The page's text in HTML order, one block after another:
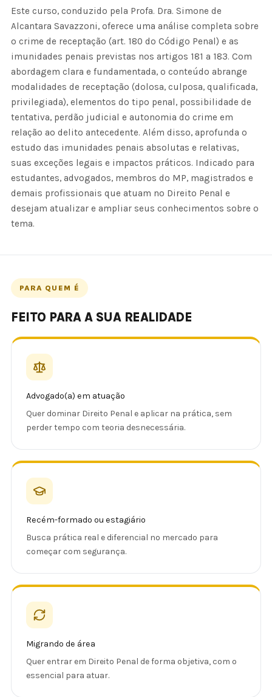
Este curso, conduzido pela Profa. Dra. Simone de
Alcantara Savazzoni, oferece uma análise completa sobre
o crime de receptação (art. 180 do Código Penal) e as
imunidades penais previstas nos artigos 181 a 183. Com
abordagem clara e fundamentada, o conteúdo abrange
modalidades de receptação (dolosa, culposa, qualificada,
privilegiada), elementos do tipo penal, possibilidade de
tentativa, perdão judicial e autonomia do crime em
relação ao delito antecedente. Além disso, aprofunda o
estudo das imunidades penais absolutas e relativas,
suas exceções legais e impactos práticos. Indicado para
estudantes, advogados, membros do MP, magistrados e
demais profissionais que atuam no Direito Penal e
desejam atualizar e ampliar seus conhecimentos sobre o
tema.
PARA QUEM É
FEITO PARA A SUA REALIDADE
Advogado(a) em atuação
Quer dominar Direito Penal e aplicar na prática, sem
perder tempo com teoria desnecessária.
Recém-formado ou estagiário
Busca prática real e diferencial no mercado para
começar com segurança.
Migrando de área
Quer entrar em Direito Penal de forma objetiva, com o
essencial para atuar.